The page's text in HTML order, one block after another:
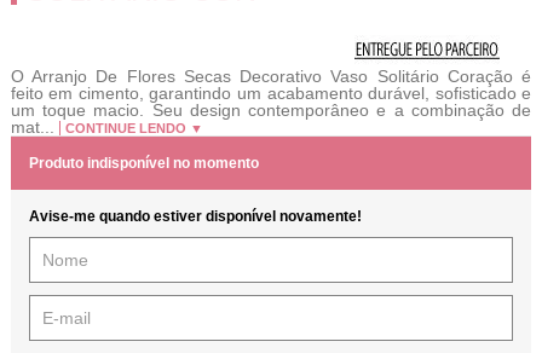
O Arranjo De Flores Secas Decorativo Vaso Solitário Coração é
feito em cimento, garantindo um acabamento durável, sofisticado e
um toque macio. Seu design contemporâneo e a combinação de
mat...
CONTINUE LENDO ▼
Produto indisponível no momento
Avise-me quando estiver disponível novamente!